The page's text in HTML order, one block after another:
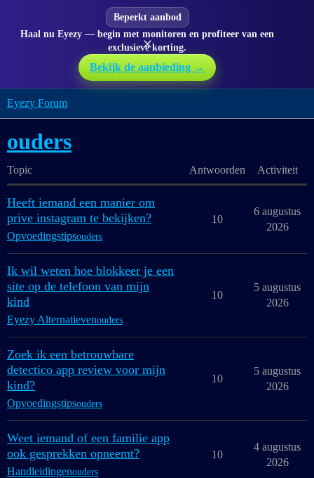
Beperkt aanbod
Haal nu Eyezy — begin met monitoren en profiteer van een
exclusieve korting.
Bekijk de aanbieding →
✕
Eyezy Forum
ouders
Topic Antwoorden Activiteit
Heeft iemand een manier om
prive instagram te bekijken?
Opvoedingstipsouders
10
6 augustus
2026
Ik wil weten hoe blokkeer je een
site op de telefoon van mijn
kind
Eyezy Alternatievenouders
10
5 augustus
2026
Zoek ik een betrouwbare
detectico app review voor mijn
kind?
Opvoedingstipsouders
10
5 augustus
2026
Weet iemand of een familie app
ook gesprekken opneemt?
Handleidingenouders
10
4 augustus
2026